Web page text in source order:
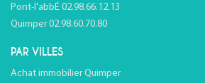
Pont-l'abbÉ 02.98.66.12.13
Quimper 02.98.60.70.80
PAR VILLES
Achat immobilier Quimper